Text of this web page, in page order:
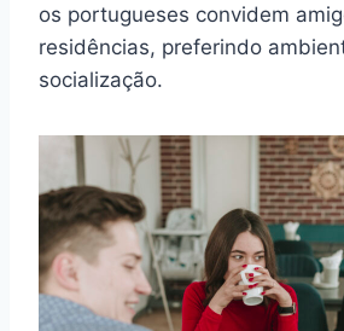
os portugueses convidem
residências, preferindo
socialização.